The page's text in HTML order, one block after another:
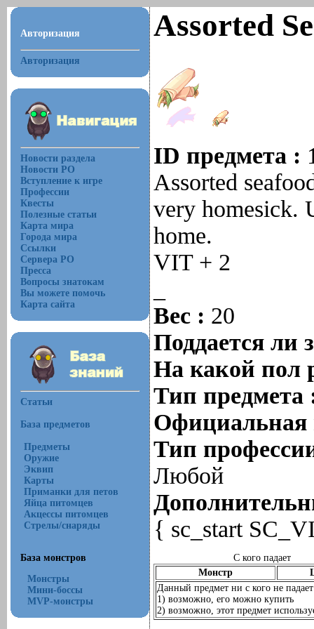
Авторизация
Авторизация
Новости раздела
Новости РО
Вступление к игре
Профессии
Квесты
Полезные статьи
Карта мира
Города мира
Ссылки
Сервера РО
Пресса
Вопросы знатокам
Вы можете помочь
Карта сайта
Статьи
База предметов
Предметы
Оружие
Эквип
Карты
Приманки для петов
Яйца питомцев
Акцессы питомцев
Стрелы/снаряды
База монстров
Монстры
Мини-боссы
MVP-монстры
Assorted
ID предмета :
Assorted
very homesick.
home.
VIT + 2
Вес : 20
Поддается ли
На какой пол
Тип
Тип
Любой
{ sc_start
С кого падает
Монстр
Данный предмет ни с кого не падает
1) возможно, его можно купить
2) возможно, этот предмет